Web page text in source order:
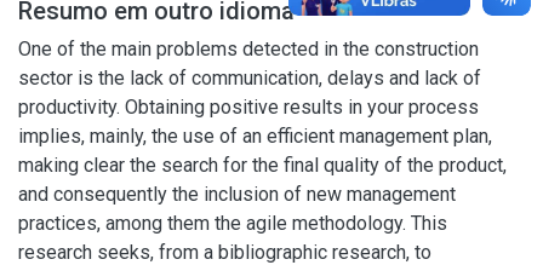
Resumo em outro idioma
One of the main problems detected in the construction
sector is the lack of communication, delays and lack of
productivity. Obtaining positive results in your process
implies, mainly, the use of an efficient management plan,
making clear the search for the final quality of the product,
and consequently the inclusion of new management
practices, among them the agile methodology. This
research seeks, from a bibliographic research, to